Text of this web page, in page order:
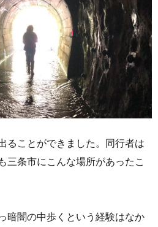
ることができました。同行者は
三条市にこんな場所があったこ
暗闇の中歩くという経験はなか